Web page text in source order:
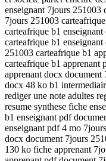
enseignant 7jours 251003
7jours 251003
carteafrique b1
carteafrique b1
251003 carteafrique b1
carteafrique b1 apprenant
apprenant docx document
docx 48 ko b1
rediger une note adultes
resume synthese fiche
b1 enseignant pdf
enseignant pdf 4 mo
docx document 7jours
130 ko fiche apprenant